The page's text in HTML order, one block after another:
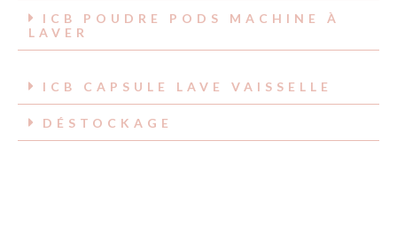
ICB POUDRE PODS MACHINE À
LAVER
ICB CAPSULE LAVE VAISSELLE
DÉSTOCKAGE